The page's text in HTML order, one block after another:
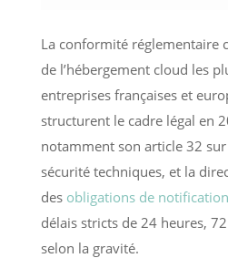
La conformité réglementaire
de l’hébergement cloud les
entreprises françaises et
structurent le cadre légal en
notamment son article 32
sécurité techniques, et la
des obligations de
délais stricts de 24 heures,
selon la gravité.